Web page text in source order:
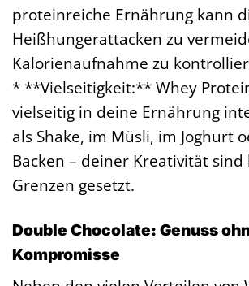
proteinreiche Ernährung kann
Heißhungerattacken zu
Kalorienaufnahme zu
* **Vielseitigkeit:** Whey
vielseitig in deine Ernährung
als Shake, im Müsli, im Joghurt
Backen – deiner Kreativität sind
Grenzen gesetzt.
Double Chocolate: Genuss
Kompromisse